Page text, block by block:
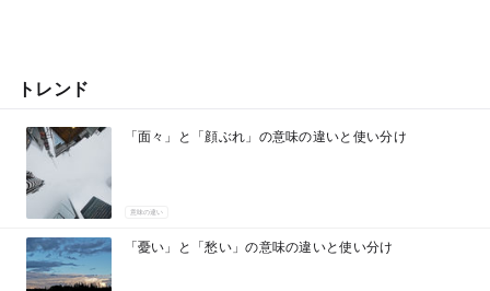
トレンド
「面々」と「顔ぶれ」の意味の違いと使い分け
意味の違い
「憂い」と「愁い」の意味の違いと使い分け